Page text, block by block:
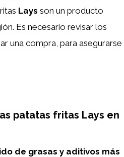
Lays son un producto
Es necesario revisar los
una compra, para asegurarse
patatas fritas Lays en
de grasas y aditivos más